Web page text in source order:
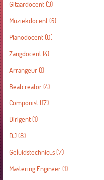
Gitaardocent(3)
Muziekdocent(6)
Pianodocent(0)
Zangdocent(4)
Arrangeur(1)
Beatcreator(4)
Componist(17)
Dirigent(1)
DJ(8)
Geluidstechnicus(7)
Mastering Engineer(1)